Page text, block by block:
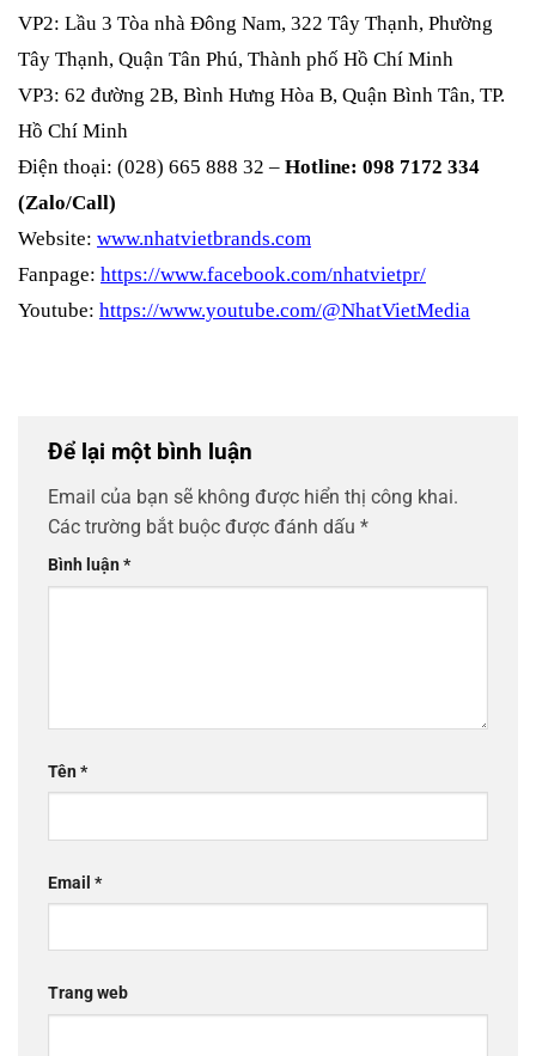
VP2: Lầu 3 Tòa nhà Đông Nam, 322 Tây Thạnh, Phường
Tây Thạnh, Quận Tân Phú, Thành phố Hồ Chí Minh
VP3: 62 đường 2B, Bình Hưng Hòa B, Quận Bình Tân, TP.
Hồ Chí Minh
Điện thoại: (028) 665 888 32 – Hotline: 098 7172 334
(Zalo/Call)
Website: www.nhatvietbrands.com
Fanpage: https://www.facebook.com/nhatvietpr/
Youtube: https://www.youtube.com/@NhatVietMedia
Để lại một bình luận
Email của bạn sẽ không được hiển thị công khai.
Các trường bắt buộc được đánh dấu *
Bình luận*
Tên*
Email *
Trang web